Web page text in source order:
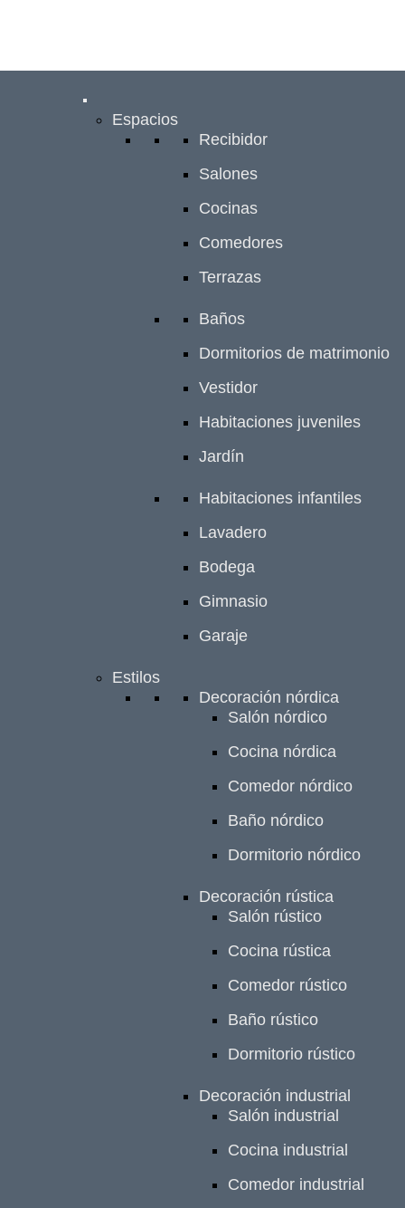
Espacios
Recibidor
Salones
Cocinas
Comedores
Terrazas
Baños
Dormitorios de matrimonio
Vestidor
Habitaciones juveniles
Jardín
Habitaciones infantiles
Lavadero
Bodega
Gimnasio
Garaje
Estilos
Decoración nórdica
Salón nórdico
Cocina nórdica
Comedor nórdico
Baño nórdico
Dormitorio nórdico
Decoración rústica
Salón rústico
Cocina rústica
Comedor rústico
Baño rústico
Dormitorio rústico
Decoración industrial
Salón industrial
Cocina industrial
Comedor industrial